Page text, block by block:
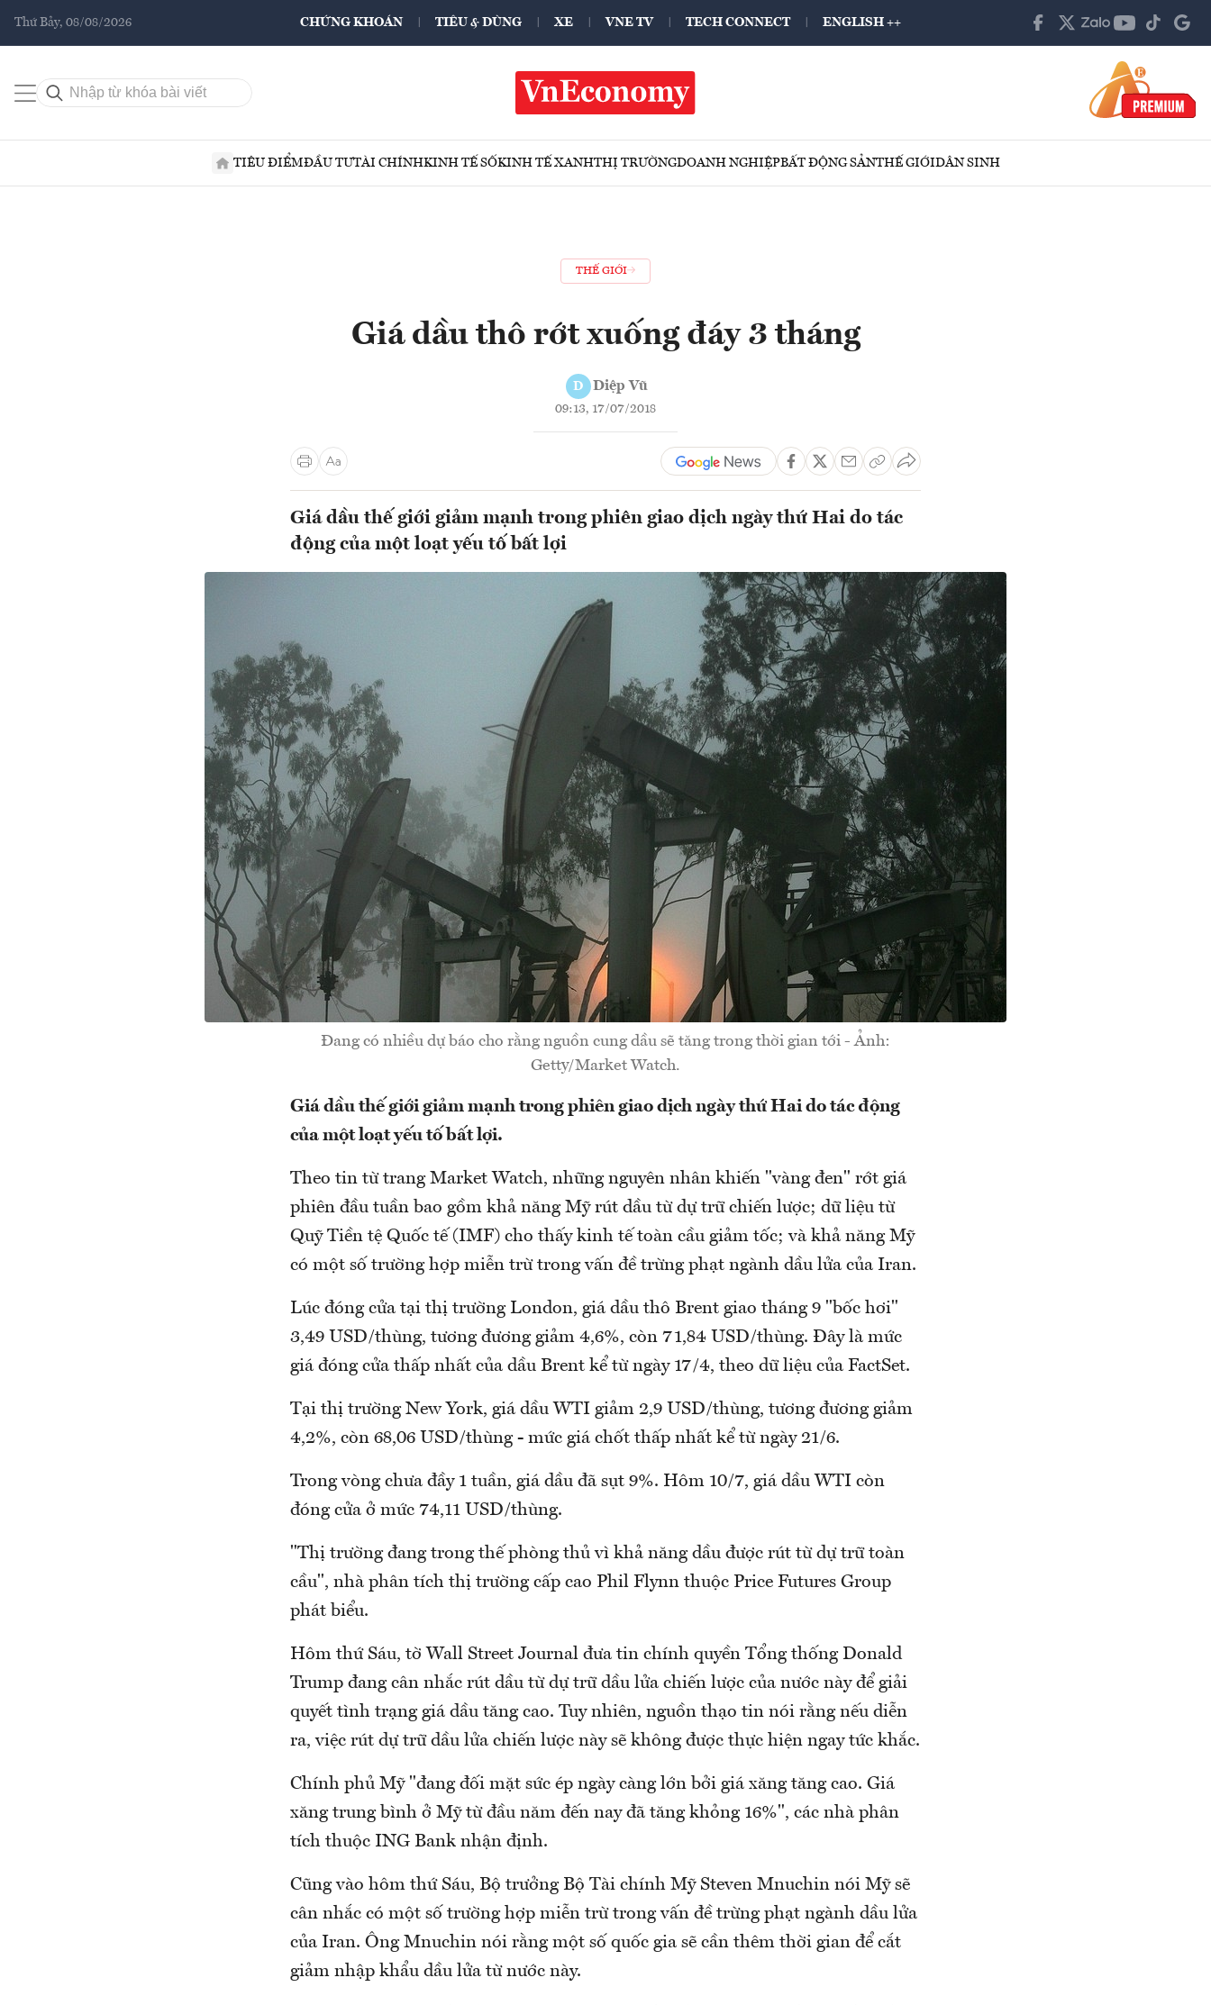
Thứ Bảy, 08/08/2026 CHỨNG KHOÁN TIÊU & DÙNG XE VNE TV TECH CONNECT ENGLISH ++
TIÊU ĐIỂMĐẦU TƯTÀI CHÍNHKINH TẾ SỐKINH TẾ XANHTHỊ TRƯỜNGDOANH NGHIỆPBẤT ĐỘNG SẢNTHẾ GIỚIDÂN SINH
THẾ GIỚI
Giá dầu thô rớt xuống đáy 3 tháng
D Diệp Vũ
09:13, 17/07/2018
Giá dầu thế giới giảm mạnh trong phiên giao dịch ngày thứ Hai do tác
động của một loạt yếu tố bất lợi
Đang có nhiều dự báo cho rằng nguồn cung dầu sẽ tăng trong thời gian tới - Ảnh:
Getty/Market Watch.
Giá dầu thế giới giảm mạnh trong phiên giao dịch ngày thứ Hai do tác động
của một loạt yếu tố bất lợi.
Theo tin từ trang Market Watch, những nguyên nhân khiến "vàng đen" rớt giá
phiên đầu tuần bao gồm khả năng Mỹ rút dầu từ dự trữ chiến lược; dữ liệu từ
Quỹ Tiền tệ Quốc tế (IMF) cho thấy kinh tế toàn cầu giảm tốc; và khả năng Mỹ
có một số trường hợp miễn trừ trong vấn đề trừng phạt ngành dầu lửa của Iran.
Lúc đóng cửa tại thị trường London, giá dầu thô Brent giao tháng 9 "bốc hơi"
3,49 USD/thùng, tương đương giảm 4,6%, còn 71,84 USD/thùng. Đây là mức
giá đóng cửa thấp nhất của dầu Brent kể từ ngày 17/4, theo dữ liệu của FactSet.
Tại thị trường New York, giá dầu WTI giảm 2,9 USD/thùng, tương đương giảm
4,2%, còn 68,06 USD/thùng - mức giá chốt thấp nhất kể từ ngày 21/6.
Trong vòng chưa đầy 1 tuần, giá dầu đã sụt 9%. Hôm 10/7, giá dầu WTI còn
đóng cửa ở mức 74,11 USD/thùng.
"Thị trường đang trong thế phòng thủ vì khả năng dầu được rút từ dự trữ toàn
cầu", nhà phân tích thị trường cấp cao Phil Flynn thuộc Price Futures Group
phát biểu.
Hôm thứ Sáu, tờ Wall Street Journal đưa tin chính quyền Tổng thống Donald
Trump đang cân nhắc rút dầu từ dự trữ dầu lửa chiến lược của nước này để giải
quyết tình trạng giá dầu tăng cao. Tuy nhiên, nguồn thạo tin nói rằng nếu diễn
ra, việc rút dự trữ dầu lửa chiến lược này sẽ không được thực hiện ngay tức khắc.
Chính phủ Mỹ "đang đối mặt sức ép ngày càng lớn bởi giá xăng tăng cao. Giá
xăng trung bình ở Mỹ từ đầu năm đến nay đã tăng khỏng 16%", các nhà phân
tích thuộc ING Bank nhận định.
Cũng vào hôm thứ Sáu, Bộ trưởng Bộ Tài chính Mỹ Steven Mnuchin nói Mỹ sẽ
cân nhắc có một số trường hợp miễn trừ trong vấn đề trừng phạt ngành dầu lửa
của Iran. Ông Mnuchin nói rằng một số quốc gia sẽ cần thêm thời gian để cắt
giảm nhập khẩu dầu lửa từ nước này.